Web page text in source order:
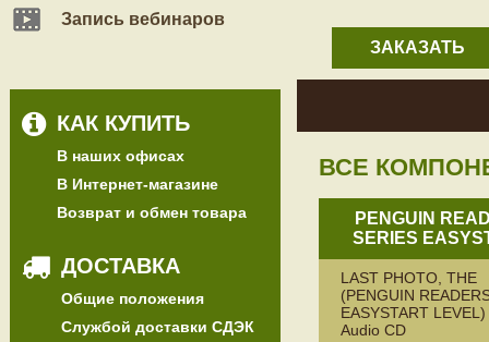
Запись вебинаров
КАК КУПИТЬ
В наших офисах
В Интернет-магазине
Возврат и обмен товара
ДОСТАВКА
Общие положения
Службой доставки СДЭК
ЗАКАЗАТЬ
ВСЕ
PENGUIN
SERIES
LAST PHOTO, THE
(PENGUIN
EASYSTART
Audio CD